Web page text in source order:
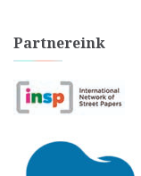
Partnereink